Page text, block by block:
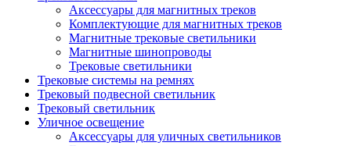
Аксессуары для магнитных треков
Комплектующие для магнитных треков
Магнитные трековые светильники
Магнитные шинопроводы
Трековые светильники
Трековые системы на ремнях
Трековый подвесной светильник
Трековый светильник
Уличное освещение
Аксессуары для уличных светильников